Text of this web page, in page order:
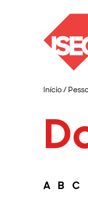
Início/
A B C